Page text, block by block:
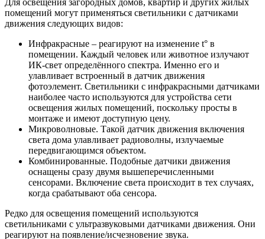
помещений могут применяться светильники с датчиками
движения следующих видов:
Инфракрасные – реагируют на изменение t° в
помещении. Каждый человек или животное излучают
ИК-свет определённого спектра. Именно его и
улавливает встроенный в датчик движения
фотоэлемент. Светильники с инфракрасными датчиками
наиболее часто используются для устройства сети
освещения жилых помещений, поскольку просты в
монтаже и имеют доступную цену.
Микроволновые. Такой датчик движения включения
света дома улавливает радиоволны, излучаемые
передвигающимся объектом.
Комбинированные. Подобные датчики движения
оснащены сразу двумя вышеперечисленными
сенсорами. Включение света происходит в тех случаях,
когда срабатывают оба сенсора.
Редко для освещения помещений используются
светильниками с ультразвуковыми датчиками движения. Они
реагируют на появление/исчезновение звука.